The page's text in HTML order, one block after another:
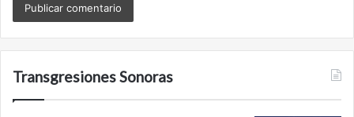
Transgresiones Sonoras